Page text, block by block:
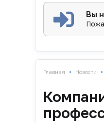
Вы
Главная • Новости •